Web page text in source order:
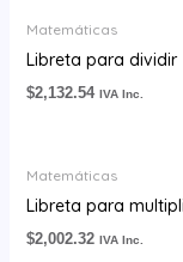
Matemáticas
Libreta para dividir
$2,132.54 IVA Inc.
Matemáticas
Libreta para
$2,002.32 IVA Inc.